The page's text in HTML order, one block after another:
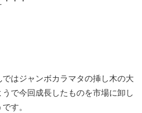
はジャンボカラマタの挿し木の大
で今回成長したものを市場に卸し
す。